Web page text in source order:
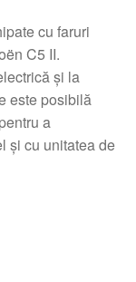
cu faruri
C5 II.
și la
este posibilă
a
și cu unitatea de